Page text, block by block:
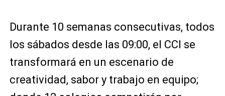
Durante 10 semanas consecutivas, todos
los sábados desde las 09:00, el CCI se
transformará en un escenario de
creatividad, sabor y trabajo en equipo;